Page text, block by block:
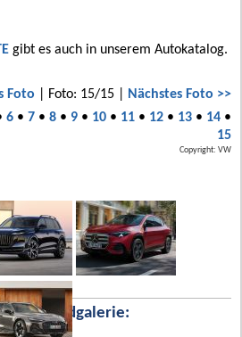
gibt es auch in unserem Autokatalog.
Foto | Foto: 15/15 | Nächstes Foto >>
6• 7• 8• 9• 10• 11• 12• 13• 14•
15
Copyright: VW
Bildgalerie: